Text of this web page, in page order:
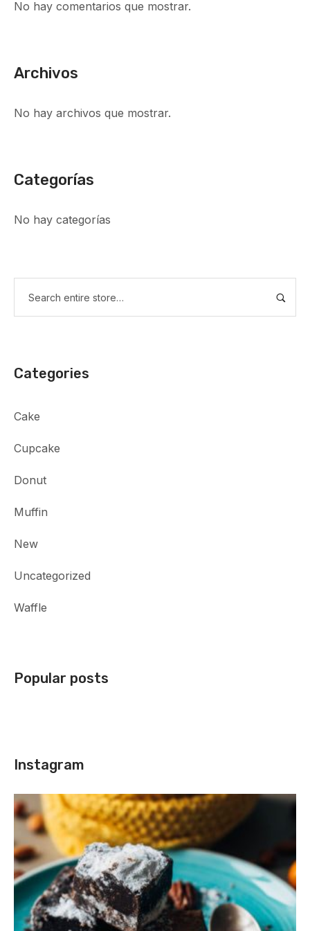
No hay comentarios que mostrar.
Archivos
No hay archivos que mostrar.
Categorías
No hay categorías
Categories
Cake
Cupcake
Donut
Muffin
New
Uncategorized
Waffle
Popular posts
Instagram